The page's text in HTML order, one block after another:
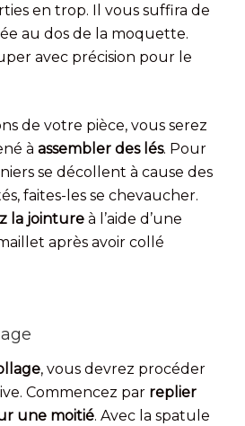
en trop. Il vous suffira de
au dos de la moquette.
avec précision pour le
de votre pièce, vous serez
à assembler des lés. Pour
se décollent à cause des
faites-les se chevaucher.
la jointure à l’aide d’une
après avoir collé
, vous devrez procéder
Commencez par replier
une moitié. Avec la spatule